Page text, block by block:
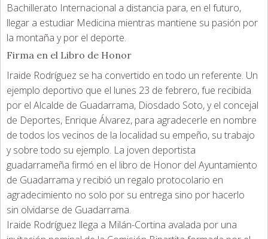
Bachillerato Internacional a distancia para, en el futuro,
llegar a estudiar Medicina mientras mantiene su pasión por
la montaña y por el deporte.
Firma en el Libro de Honor
Iraide Rodríguez se ha convertido en todo un referente. Un
ejemplo deportivo que el lunes 23 de febrero, fue recibida
por el Alcalde de Guadarrama, Diosdado Soto, y el concejal
de Deportes, Enrique Álvarez, para agradecerle en nombre
de todos los vecinos de la localidad su empeño, su trabajo
y sobre todo su ejemplo. La joven deportista
guadarrameña firmó en el libro de Honor del Ayuntamiento
de Guadarrama y recibió un regalo protocolario en
agradecimiento no solo por su entrega sino por hacerlo
sin olvidarse de Guadarrama.
Iraide Rodríguez llega a Milán-Cortina avalada por una